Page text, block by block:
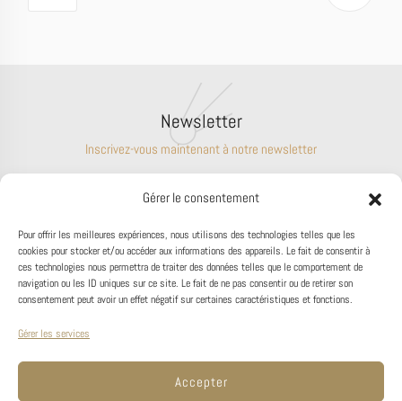
Gérer le consentement
Pour offrir les meilleures expériences, nous utilisons des technologies telles que les
cookies pour stocker et/ou accéder aux informations des appareils. Le fait de consentir à
ces technologies nous permettra de traiter des données telles que le comportement de
navigation ou les ID uniques sur ce site. Le fait de ne pas consentir ou de retirer son
consentement peut avoir un effet négatif sur certaines caractéristiques et fonctions.
Gérer les services
Accepter
Newsletter
Inscrivez-vous maintenant à notre newsletter
J'ai lu et j'accepte lestermes et conditions